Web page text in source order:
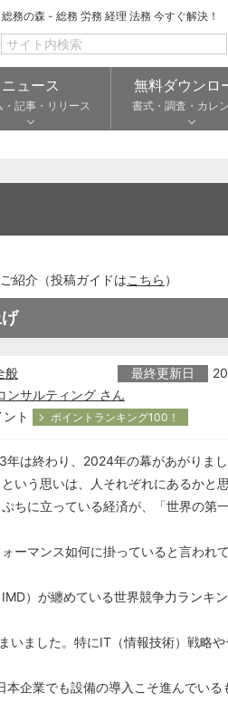
総務の森 - 総務 労務 経理 法務 今すぐ解決！
ニュース
・記事・リリース
無料ダウンロ
書式・調査・カレ
紹介（投稿ガイドはこちら ）
般 最終更新日
ンサルティング さん
ト ポイントランキング100！
は終わり、2024年の幕があがりまし
いう思いは、人それぞれにあるかと思
ちに立っている経済が、「世界の第
ーマンス如何に掛っていると言われ
）が纏めている世界競争力ランキ
いました。特にIT（情報技術）戦略
本企業でも設備の導入こそ進んでい